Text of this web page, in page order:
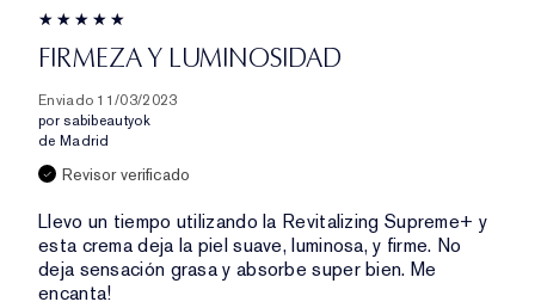
FIRMEZA Y LUMINOSIDAD
Enviado 11/03/2023
por sabibeautyok
de Madrid
Revisor verificado
Llevo un tiempo utilizando la Revitalizing Supreme+ y
esta crema deja la piel suave, luminosa, y firme. No
deja sensación grasa y absorbe super bien. Me
encanta!